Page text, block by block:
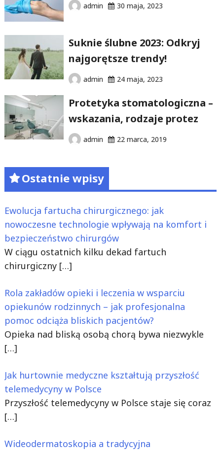
admin 30 maja, 2023
Suknie ślubne 2023: Odkryj
najgorętsze trendy!
admin 24 maja, 2023
Protetyka stomatologiczna –
wskazania, rodzaje protez
admin 22 marca, 2019
Ostatnie wpisy
Ewolucja fartucha chirurgicznego: jak
nowoczesne technologie wpływają na komfort i
bezpieczeństwo chirurgów
W ciągu ostatnich kilku dekad fartuch
chirurgiczny […]
Rola zakładów opieki i leczenia w wsparciu
opiekunów rodzinnych – jak profesjonalna
pomoc odciąża bliskich pacjentów?
Opieka nad bliską osobą chorą bywa niezwykle
[…]
Jak hurtownie medyczne kształtują przyszłość
telemedycyny w Polsce
Przyszłość telemedycyny w Polsce staje się coraz
[…]
Wideodermatoskopia a tradycyjna